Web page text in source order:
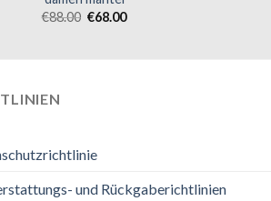
€88.00 €68.00
und Rückgaberichtlinien